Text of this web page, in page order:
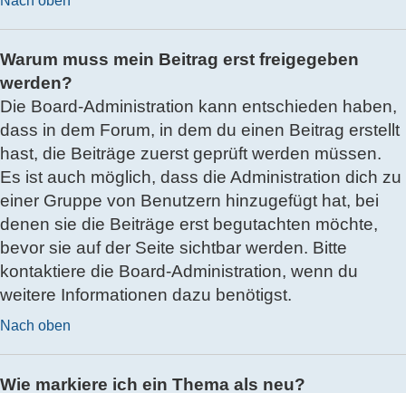
Warum muss mein Beitrag erst freigegeben
werden?
Die Board-Administration kann entschieden haben,
dass in dem Forum, in dem du einen Beitrag erstellt
hast, die Beiträge zuerst geprüft werden müssen.
Es ist auch möglich, dass die Administration dich zu
einer Gruppe von Benutzern hinzugefügt hat, bei
denen sie die Beiträge erst begutachten möchte,
bevor sie auf der Seite sichtbar werden. Bitte
kontaktiere die Board-Administration, wenn du
weitere Informationen dazu benötigst.
Nach oben
Wie markiere ich ein Thema als neu?